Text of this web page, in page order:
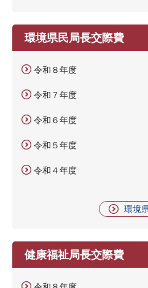
環境県民局長交際費
令和８年度
令和７年度
令和６年度
令和５年度
令和４年度
環境
健康福祉局長交際費